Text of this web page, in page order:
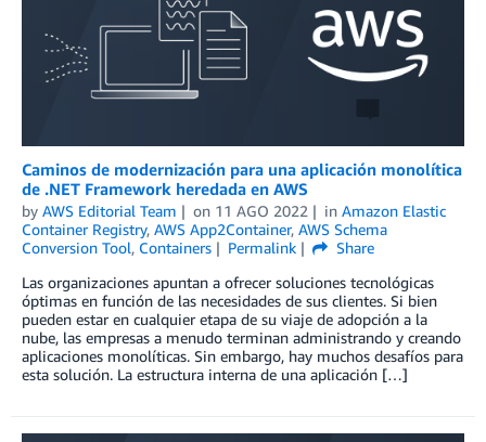
Caminos de modernización para una aplicación monolítica
de .NET Framework heredada en AWS
by AWS Editorial Team on 11 AGO 2022 in Amazon Elastic
Container Registry, AWS App2Container, AWS Schema
Conversion Tool, Containers Permalink
Share
Las organizaciones apuntan a ofrecer soluciones tecnológicas
óptimas en función de las necesidades de sus clientes. Si bien
pueden estar en cualquier etapa de su viaje de adopción a la
nube, las empresas a menudo terminan administrando y creando
aplicaciones monolíticas. Sin embargo, hay muchos desafíos para
esta solución. La estructura interna de una aplicación […]